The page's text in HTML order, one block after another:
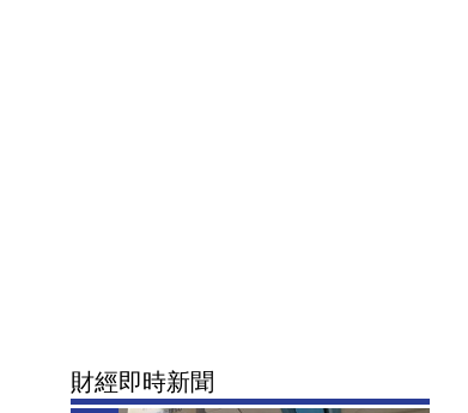
財經即時新聞